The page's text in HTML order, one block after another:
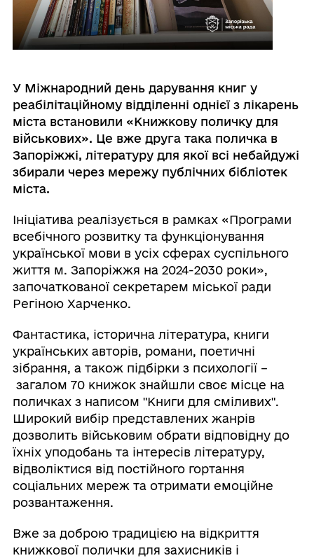
У Міжнародний день дарування книг у
реабілітаційному відділенні однієї з лікарень
міста встановили «Книжкову поличку для
військових». Це вже друга така поличка в
Запоріжжі, літературу для якої всі небайдужі
збирали через мережу публічних бібліотек
міста.
Ініціатива реалізується в рамках «Програми
всебічного розвитку та функціонування
української мови в усіх сферах суспільного
життя м. Запоріжжя на 2024-2030 роки»,
започаткованої секретарем міської ради
Регіною Харченко.
Фантастика, історична література, книги
українських авторів, романи, поетичні
зібрання, а також підбірки з психології –
загалом 70 книжок знайшли своє місце на
поличках з написом "Книги для сміливих".
Широкий вибір представлених жанрів
дозволить військовим обрати відповідну до
їхніх уподобань та інтересів літературу,
відволіктися від постійного гортання
соціальних мереж та отримати емоційне
розвантаження.
Вже за доброю традицією на відкриття
книжкової полички для захисників і